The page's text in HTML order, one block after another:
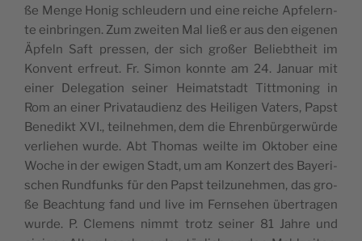
ße Men­ge Honig schleu­dern und eine rei­che Apfel­ern­
te ein­brin­gen. Zum zwei­ten Mal ließ er aus den eige­nen
Äpfeln Saft pres­sen, der sich gro­ßer Beliebt­heit im
Kon­vent erfreut. Fr. Simon konn­te am 24. Janu­ar mit
einer Dele­ga­ti­on sei­ner Hei­mat­stadt Titt­mo­ning in
Rom an einer Pri­vat­au­di­enz des Hei­li­gen Vaters, Papst
Bene­dikt XVI., teil­neh­men, dem die Ehren­bür­ger­wür­de
ver­lie­hen wur­de. Abt Tho­mas weil­te im Okto­ber eine
Woche in der ewi­gen Stadt, um am Kon­zert des Baye­ri­
schen Rund­funks für den Papst teil­zu­neh­men, das gro­
ße Beach­tung fand und live im Fern­se­hen über­tra­gen
wur­de. P. Cle­mens nimmt trotz sei­ner 81 Jah­re und